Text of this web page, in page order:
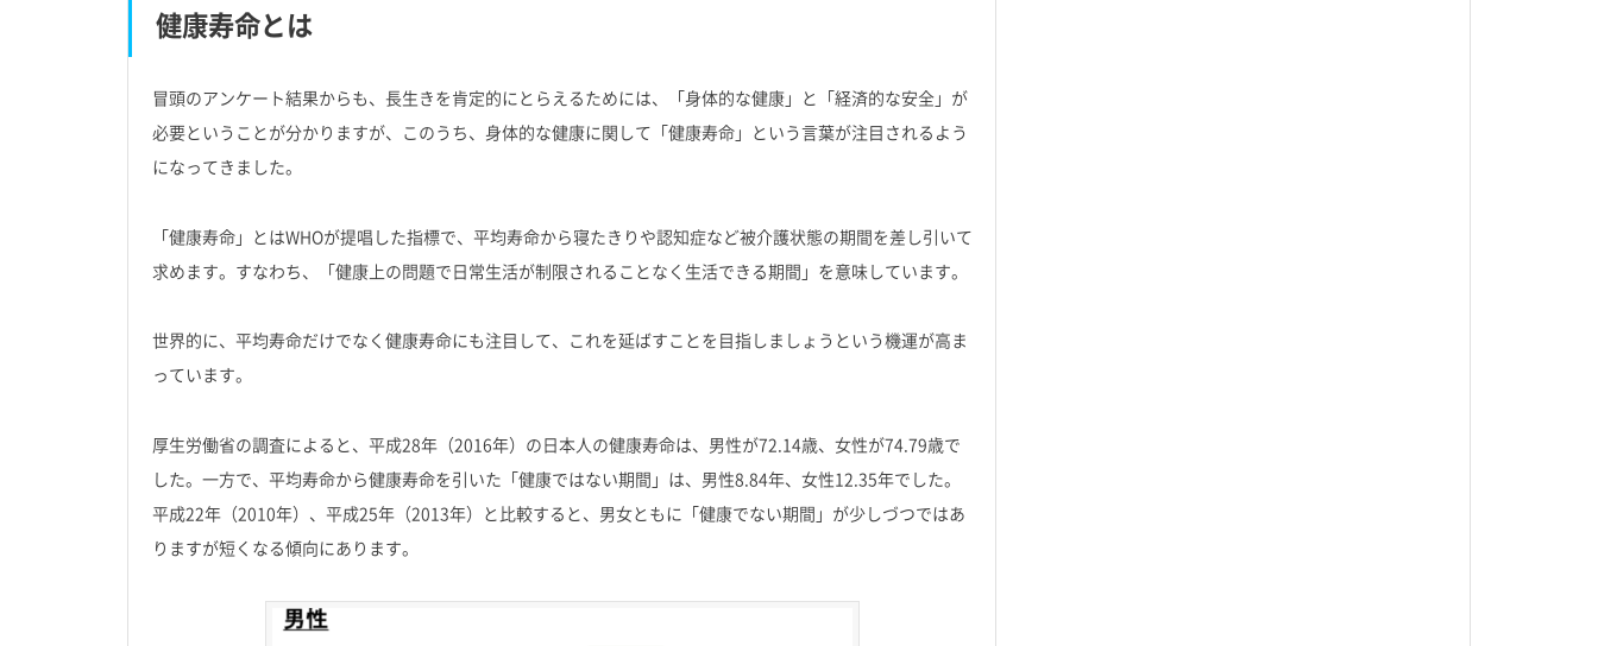
健康寿命とは
冒頭のアンケート結果からも、長生きを肯定的にとらえるためには、「身体的な健康」と「経済的な安全」が
必要ということが分かりますが、このうち、身体的な健康に関して「健康寿命」という言葉が注目されるよう
になってきました。
「健康寿命」とはWHOが提唱した指標で、平均寿命から寝たきりや認知症など被介護状態の期間を差し引いて
求めます。すなわち、「健康上の問題で日常生活が制限されることなく生活できる期間」を意味しています。
世界的に、平均寿命だけでなく健康寿命にも注目して、これを延ばすことを目指しましょうという機運が高ま
っています。
厚生労働省の調査によると、平成28年（2016年）の日本人の健康寿命は、男性が72.14歳、女性が74.79歳で
した。一方で、平均寿命から健康寿命を引いた「健康ではない期間」は、男性8.84年、女性12.35年でした。
平成22年（2010年）、平成25年（2013年）と比較すると、男女ともに「健康でない期間」が少しづつではあ
りますが短くなる傾向にあります。